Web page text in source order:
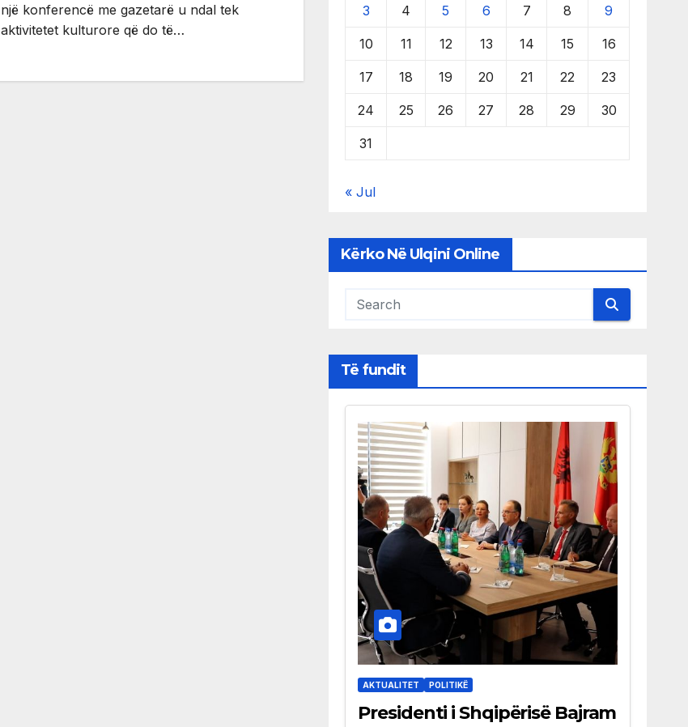
një konferencë me gazetarë u ndal tek
aktivitetet kulturore që do të…
3 4 5 6 7 8 9
10 11 12 13 14 15 16
17 18 19 20 21 22 23
24 25 26 27 28 29 30
31
« Jul
Kërko Në Ulqini Online
Të fundit
AKTUALITET POLITIKË
Presidenti i Shqipërisë Bajram